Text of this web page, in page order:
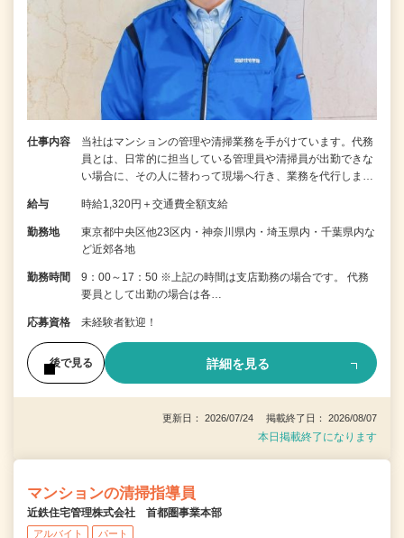
仕事内容
当社はマンションの管理や清掃業務を手がけています。代務
員とは、日常的に担当している管理員や清掃員が出勤できな
い場合に、その人に替わって現場へ行き、業務を代行しま…
給与 時給1,320円＋交通費全額支給
勤務地
東京都中央区他23区内・神奈川県内・埼玉県内・千葉県内な
ど近郊各地
勤務時間
9：00～17：50 ※上記の時間は支店勤務の場合です。 代務
要員として出勤の場合は各…
応募資格 未経験者歓迎！
後で見る 詳細を見る
更新日： 2026/07/24 掲載終了日： 2026/08/07
本日掲載終了になります
マンションの清掃指導員
近鉄住宅管理株式会社 首都圏事業本部
アルバイト パート